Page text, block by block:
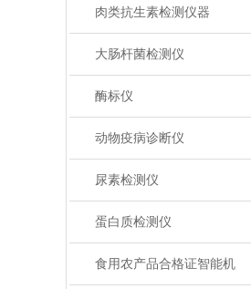
肉类抗生素检测仪器
大肠杆菌检测仪
酶标仪
动物疫病诊断仪
尿素检测仪
蛋白质检测仪
食用农产品合格证智能机